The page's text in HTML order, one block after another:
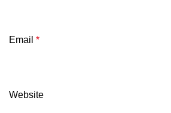
Email *
Website